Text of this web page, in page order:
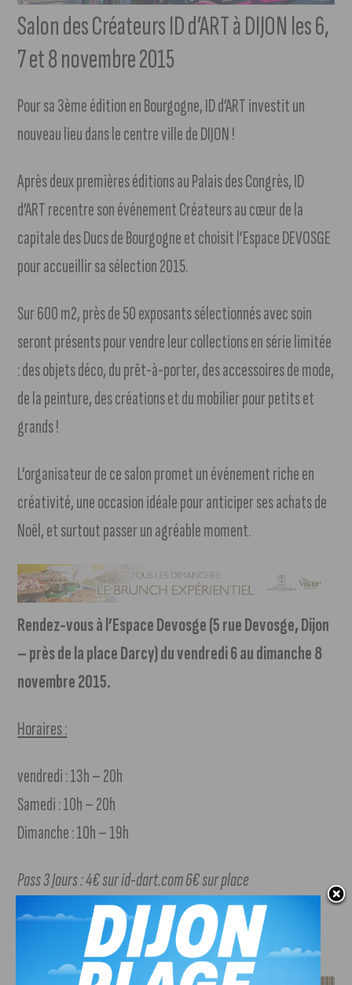
Salon des Créateurs ID d’ART à DIJON les 6,
7 et 8 novembre 2015
Pour sa 3ème édition en Bourgogne, ID d’ART investit un
nouveau lieu dans le centre ville de DIJON !
Après deux premières éditions au Palais des Congrès, ID
d’ART recentre son événement Créateurs au cœur de la
capitale des Ducs de Bourgogne et choisit l’Espace DEVOSGE
pour accueillir sa sélection 2015.
Sur 600 m2, près de 50 exposants sélectionnés avec soin
seront présents pour vendre leur collections en série limitée
: des objets déco, du prêt-à-porter, des accessoires de mode,
de la peinture, des créations et du mobilier pour petits et
grands !
L’organisateur de ce salon promet un événement riche en
créativité, une occasion idéale pour anticiper ses achats de
Noël, et surtout passer un agréable moment.
Rendez-vous à l’Espace Devosge (5 rue Devosge, Dijon
– près de la place Darcy) du vendredi 6 au dimanche 8
novembre 2015.
Horaires :
vendredi : 13h – 20h
Samedi : 10h – 20h
Dimanche : 10h – 19h
Pass 3 Jours : 4€ sur id-dart.com 6€ sur place
Gratuit pour les -12 ans
J'AIME LE DFCO